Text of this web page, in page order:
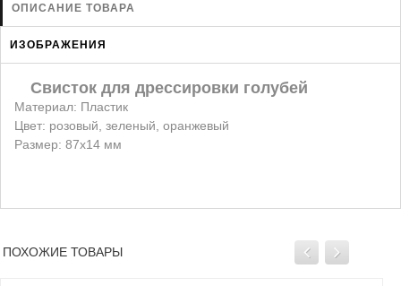
ТОВАРЫ ДЛЯ ПОПУГАЕВ
ОПИСАНИЕ ТОВАРА
ИЗОБРАЖЕНИЯ
Свисток для дрессировки голубей
Материал: Пластик
Цвет: розовый, зеленый, оранжевый
Размер: 87x14 мм
ПОХОЖИЕ ТОВАРЫ